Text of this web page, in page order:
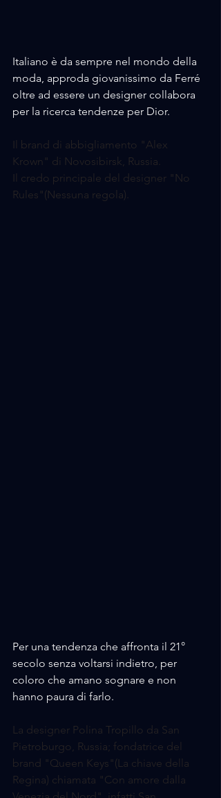
Italiano è da sempre nel mondo della
moda, approda giovanissimo da Ferré
oltre ad essere un designer collabora
per la ricerca tendenze per Dior.
Il brand di abbigliamento "Alex
Krown" di Novosibirsk, Russia.
Il credo principale del designer "No
Rules"(Nessuna regola).
Per una tendenza che affronta il 21°
secolo senza voltarsi indietro, per
coloro che amano sognare e non
hanno paura di farlo.
La designer Polina Tropillo da San
Pietroburgo, Russia; fondatrice del
brand "Queen Keys"(La chiave della
Regina) chiamata "Con amore dalla